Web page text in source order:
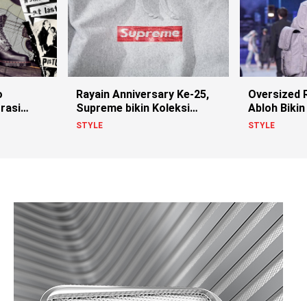
Rayain Anniversary Ke-25,
Supreme bikin Koleksi
Berhias Swarovski
STYLE
Oversized
Abloh Bikin
STYLE